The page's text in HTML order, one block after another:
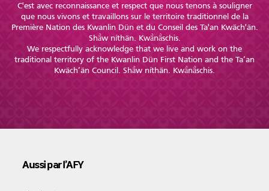
C'est avec reconnaissance et respect que nous tenons à souligner
que nous vivons et travaillons sur le territoire traditionnel de la
Première Nation des Kwanlin Dün et du Conseil des Ta'an Kwäch'än.
Shä̀w níthän. Kwä̀nä̀schis.
We respectfully acknowledge that we live and work on the
traditional territory of the Kwanlin Dün First Nation and the Ta’an
Kwäch’än Council. Shä̀w níthän. Kwä̀nä̀schis.
Aussi par l’AFY